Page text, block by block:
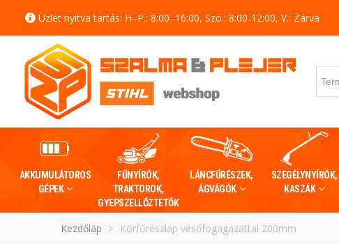
Üzlet nyitva tartás: H–P.: 8:00–16:00, Szo.: 8:00-12:00, V.: Zárva
AKKUMULÁTOROS
GÉPEK
FŰNYÍRÓK,
TRAKTOROK,
GYEPSZELLŐZTETŐK
LÁNCFŰRÉSZEK,
ÁGVÁGÓK
SZEGÉLYNYÍRÓK,
KASZÁK
Kezdőlap > Körfűrészlap vésőfogagazattal 200mm